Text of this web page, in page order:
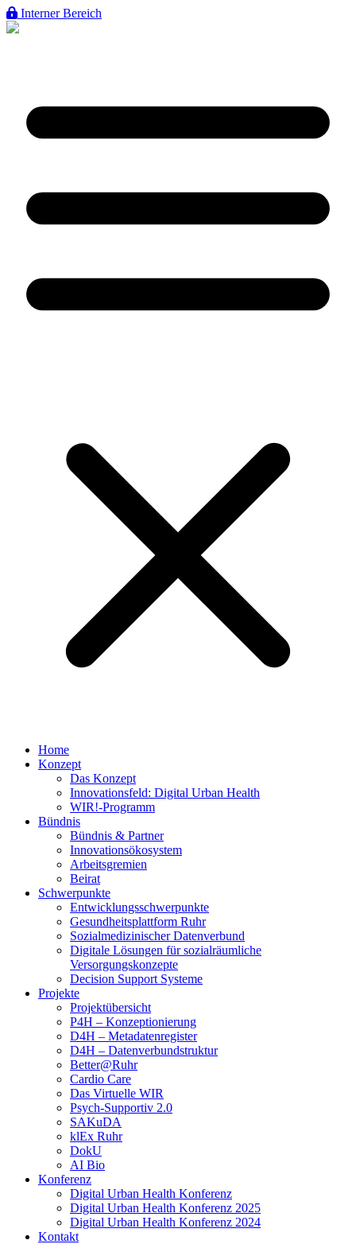
Interner Bereich
Home
Konzept
Das Konzept
Innovationsfeld: Digital Urban Health
WIR!-Programm
Bündnis
Bündnis & Partner
Innovationsökosystem
Arbeitsgremien
Beirat
Schwerpunkte
Entwicklungsschwerpunkte
Gesundheitsplattform Ruhr
Sozialmedizinischer Datenverbund
Digitale Lösungen für sozialräumliche
Versorgungskonzepte
Decision Support Systeme
Projekte
Projektübersicht
P4H – Konzeptionierung
D4H – Metadatenregister
D4H – Datenverbundstruktur
Better@Ruhr
Cardio Care
Das Virtuelle WIR
Psych-Supportiv 2.0
SAKuDA
klEx Ruhr
DokU
AI Bio
Konferenz
Digital Urban Health Konferenz
Digital Urban Health Konferenz 2025
Digital Urban Health Konferenz 2024
Kontakt